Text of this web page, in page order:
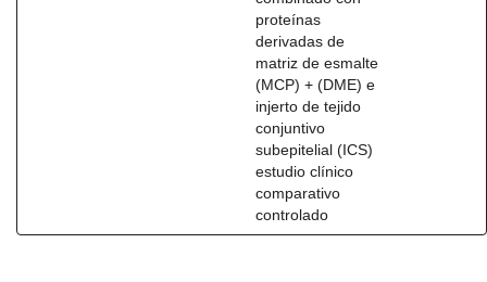
proteínas
derivadas de
matriz de esmalte
(MCP) + (DME) e
injerto de tejido
conjuntivo
subepitelial (ICS)
estudio clínico
comparativo
controlado